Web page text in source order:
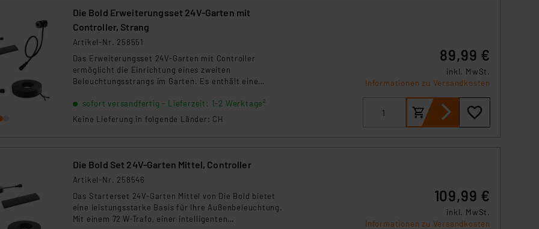
eingestuft wird. So besteht etwa das Risiko, dass US-Behörden personenbezogene
verarbeiten, ohne dass hiergegen Klagemöglichkeiten für Europäer bestehen.
Dienstleistern stützt sich auf die Standarddatenschutzklauseln der Europäischen
Beurteilung der mit der Datenübermittlung, insbesondere der Art der übermittelten
Die Bold Erweiterungsset 24V-Garten mit
Controller, Strang
Artikel-Nr. 258551
Das Erweiterungsset 24V-Garten mit Controller
ermöglicht die Einrichtung eines zweiten
Beleuchtungsstrangs im Garten. Es enthält eine
zwei Anschlusskabel zur Stromversorgung und
Verbindung. Ideal zur Erweiterung bestehender Die
Bold 24V-Systeme.
sofort versandfertig - Lieferzeit: 1-2 Werktage²
Keine Lieferung in folgende Länder: CH
89,99 €
inkl. MwSt.
Informationen zu Versandkosten
Die Bold Set 24V-Garten Mittel, Controller
Artikel-Nr. 258546
Das Starterset 24V-Garten Mittel von Die Bold bietet
eine leistungsstarke Basis für Ihre Außenbeleuchtung.
Mit einem 72 W-Trafo, einer intelligenten
109,99 €
inkl. MwSt.
Informationen zu Versandkosten